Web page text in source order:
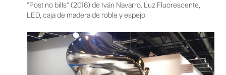
“Post no bills” (2016) de Iván Navarro. Luz Fluorescente,
LED, caja de madera de roble y espejo.